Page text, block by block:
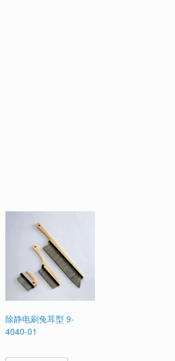
除静电刷兔耳型 9-
4040-01